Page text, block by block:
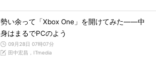
勢い余って「Xbox One」を開けてみた――中
身はまるでPCのよう
09月28日 07時07分
田中宏昌，ITmedia